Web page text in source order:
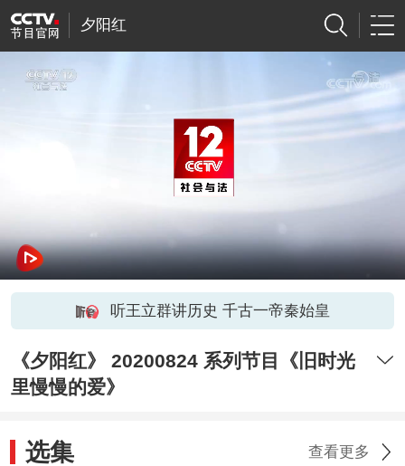
夕阳红
听王立群讲历史 千古一帝秦始皇
《夕阳红》 20200824 系列节目《旧时光
里慢慢的爱》
选集 查看更多